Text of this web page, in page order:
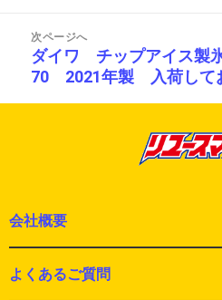
稿:
次ページへ
次
の
投
ダイワ チップアイス製
70 2021年製 入荷して
会社概要
よくあるご質問